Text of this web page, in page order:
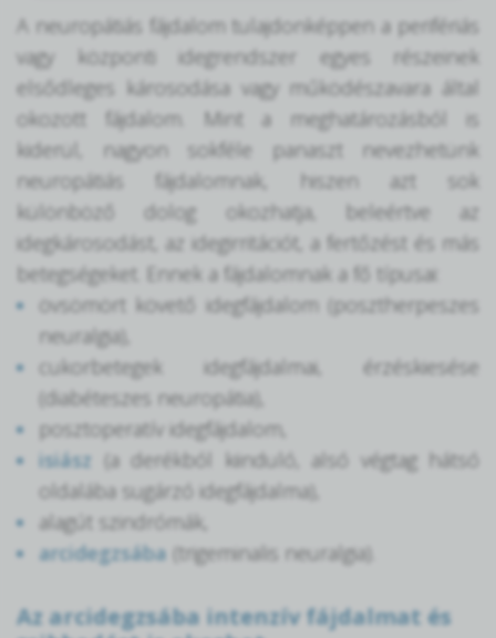
A neuropátiás fájdalom tulajdonképpen a perifériás
vagy központi idegrendszer egyes részeinek
elsődleges károsodása vagy működészavara által
okozott fájdalom. Mint a meghatározásból is
kiderül, nagyon sokféle panaszt nevezhetünk
neuropátiás fájdalomnak, hiszen azt sok
különböző dolog okozhatja, beleértve az
idegkárosodást, az idegirritációt, a fertőzést és más
betegségeket. Ennek a fájdalomnak a fő típusai:
övsömört követő idegfájdalom (posztherpeszes
neuralgia),
cukorbetegek idegfájdalmai, érzéskiesése
(diabéteszes neuropátia),
posztoperatív idegfájdalom,
isiász (a derékból kiinduló, alsó végtag hátsó
oldalába sugárzó idegfájdalma),
alagút szindrómák,
arcidegzsába (trigeminalis neuralgia).
Az arcidegzsába intenzív fájdalmat és